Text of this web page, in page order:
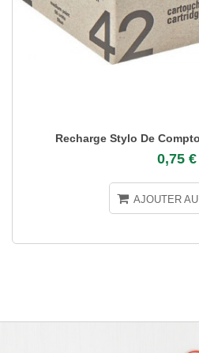
Recharge Stylo De
0,75 €
AJOUTER